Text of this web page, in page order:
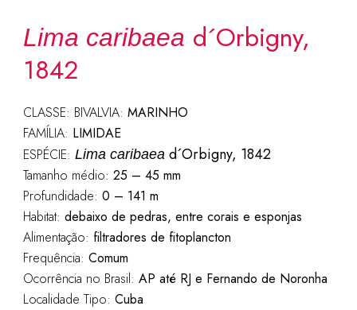
Lima caribaea d´Orbigny,
1842
CLASSE: BIVALVIA: MARINHO
FAMÍLIA: LIMIDAE
ESPÉCIE: Lima caribaead´Orbigny, 1842
Tamanho médio: 25 – 45 mm
Profundidade: 0 – 141 m
Habitat: debaixo de pedras, entre corais e esponjas
Alimentação: filtradores de fitoplancton
Frequência: Comum
Ocorrência no Brasil: AP até RJ e Fernando de Noronha
Localidade Tipo: Cuba